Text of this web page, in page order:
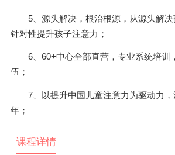
5、源头解决，根治根源，从源头解决
针对性提升孩子注意力；
6、60+中心全部直营，专业系统培训
伍；
7、以提升中国儿童注意力为驱动力，
年；
课程详情